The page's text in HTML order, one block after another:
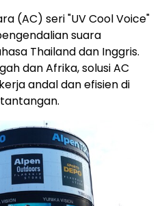
(AC) seri "UV Cool Voice"
suara
Thailanddan Inggris.
dan Afrika, solusi AC
andal dan efisien di